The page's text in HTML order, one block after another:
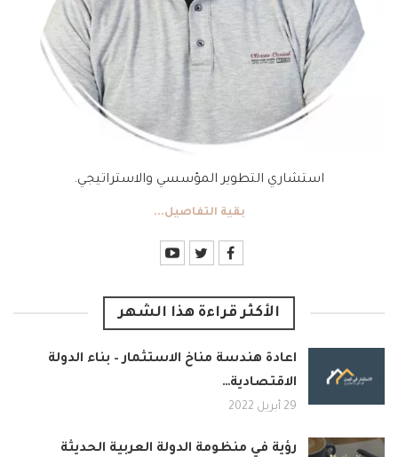
استشاري التطوير المؤسسي والاستراتيجي.
بقية التفاصيل...
الأكثر قراءة هذا الشهر
اعادة هندسة مناخ الاستثمار – بناء الدولة
الاقتصادية…
29 أبريل 2022
رؤية في منظومة الدولة العربية الحديثة